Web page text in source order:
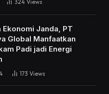
324 Views
Janda, PT
Global Manfaatkan
Padi jadi Energi
173 Views